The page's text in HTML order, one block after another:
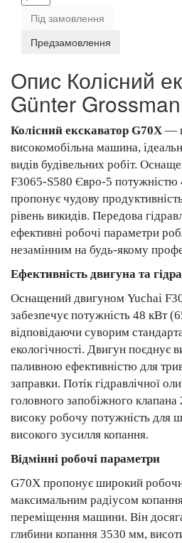
Під замовлення
Предзамовлення
Опис Колісний
Günter
Колісний екскаватор G70X —
високомобільна машина,
видів будівельних робіт.
F3065-S580 Євро-5 потужністю
пропонує чудову
рівень викидів. Передова
ефективні робочі параметри
незамінним на будь-якому
Ефективність двигуна та
Оснащений двигуном Yuchai
забезпечує потужність 48 кВт
відповідаючи суворим
екологічності. Двигун поєднує
паливною ефективністю для
заправки. Потік гідравлічної
головного запобіжного
високу робочу потужність для
високого зусилля копання.
Відмінні робочі параметри
G70X пропонує широкий
максимальним радіусом
переміщення машини. Він
глибини копання 3530 мм,